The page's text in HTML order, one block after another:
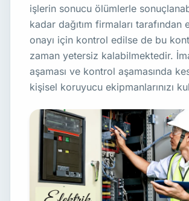
işlerin sonucu ölümlerle
kadar dağıtım firmaları tarafından
onayı için kontrol edilse de bu
zaman yetersiz kalabilmektedir.
aşaması ve kontrol aşamasında
kişisel koruyucu ekipmanlarınızı